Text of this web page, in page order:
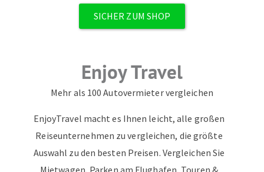
SICHER ZUM SHOP
Enjoy Travel
Mehr als 100 Autovermieter vergleichen
EnjoyTravel macht es Ihnen leicht, alle großen
Reiseunternehmen zu vergleichen, die größte
Auswahl zu den besten Preisen. Vergleichen Sie
Mietwagen, Parken am Flughafen, Touren &